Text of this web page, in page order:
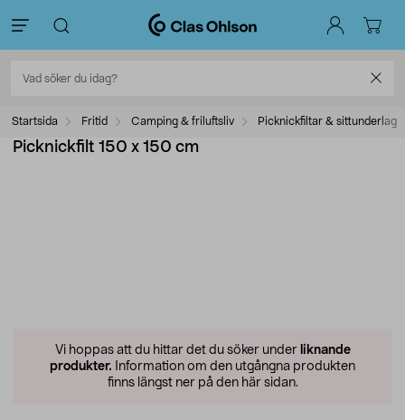
Startsida Fritid Camping & friluftsliv Picknickfiltar & sittunderlag
Picknickfilt 150 x 150 cm
Vi hoppas att du hittar det du söker under liknande
produkter. Information om den utgångna produkten
finns längst ner på den här sidan.